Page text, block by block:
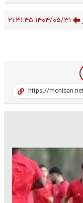
۱۴۰۴/۰۵/۳۱ ۲۱:۳۱:۴۵